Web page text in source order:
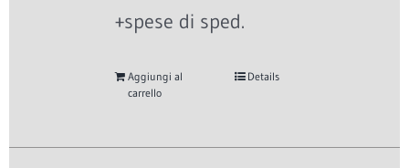
+spese di sped.
Aggiungi al
carrello
Details